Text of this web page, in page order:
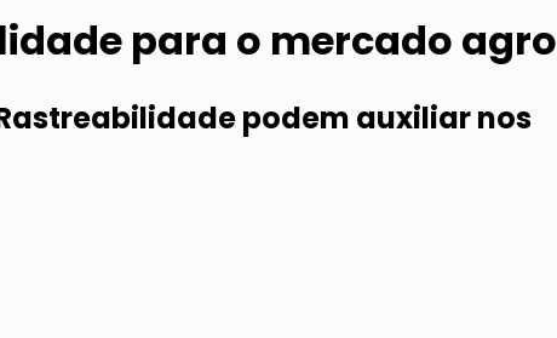
para o mercado agro
podem auxiliar nos